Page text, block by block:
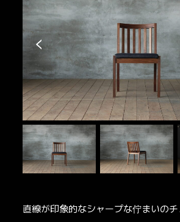
直線が印象的なシャープな佇まいのチ